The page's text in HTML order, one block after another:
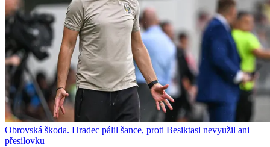
Obrovská škoda. Hradec pálil šance, proti Besiktasi nevyužil ani
přesilovku